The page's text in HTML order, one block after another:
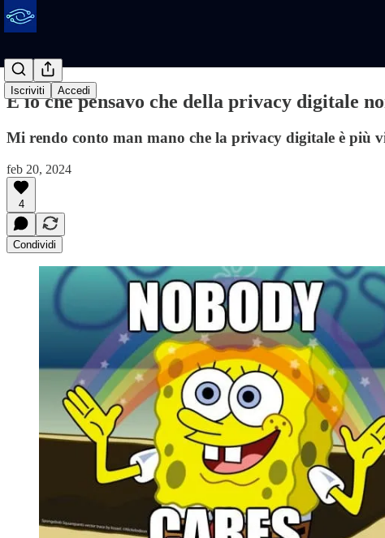
Iscriviti Accedi
E io che pensavo che della privacy digitale
Mi rendo conto man mano che la privacy digitale è più
feb 20, 2024
4
Condividi